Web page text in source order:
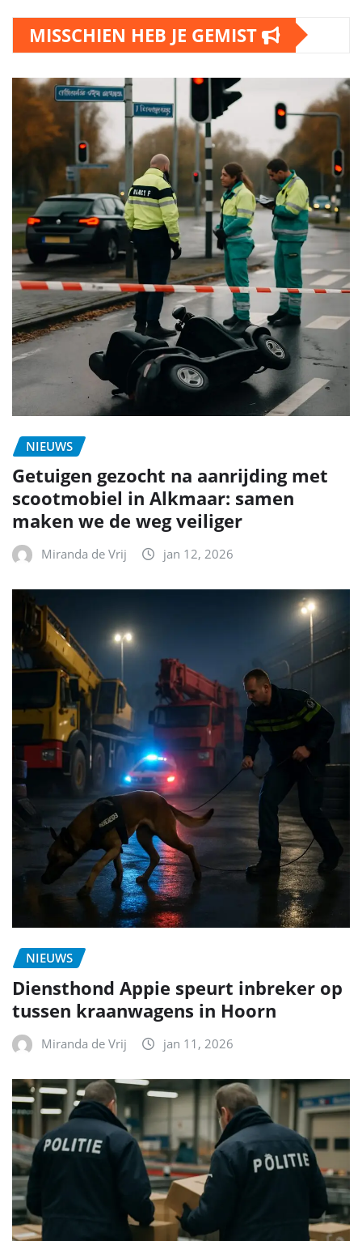
MISSCHIEN HEB JE GEMIST
NIEUWS
Getuigen gezocht na aanrijding met
scootmobiel in Alkmaar: samen
maken we de weg veiliger
Miranda de Vrij jan 12, 2026
NIEUWS
Diensthond Appie speurt inbreker op
tussen kraanwagens in Hoorn
Miranda de Vrij jan 11, 2026